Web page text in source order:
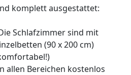
komplett ausgestattet:
Schlafzimmer sind mit
(90 x 200 cm)
allen Bereichen kostenlos